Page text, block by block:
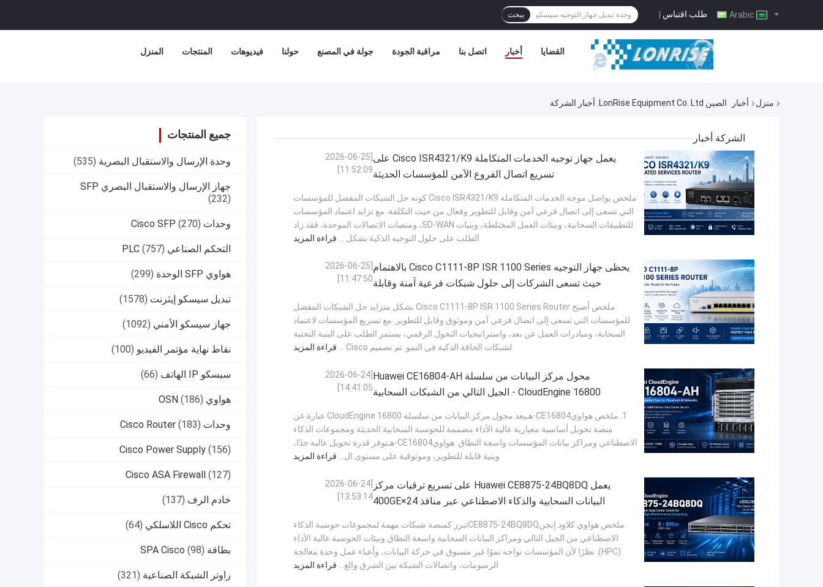
طلب اقتباس | يبحث
المنزل المنتجات فيديوهات حولنا جولة في المصنع مراقبة الجودة اتصل بنا أخبار القضايا
منزل أخبار الصين LonRise Equipment Co. Ltd. أخبار الشركة
جميع المنتجات
وحدة الإرسال والاستقبال البصرية (535)
جهاز الإرسال والاستقبال البصري SFP
(232)
وحدات Cisco SFP (270)
التحكم الصناعي PLC (757)
هواوي SFP الوحدة (299)
تبديل سيسكو إيثرنت (1578)
جهاز سيسكو الأمني (1092)
نقاط نهاية مؤتمر الفيديو (100)
سيسكو IP الهاتف (66)
هواوي OSN (186)
وحدات Cisco Router (183)
Cisco Power Supply (156)
Cisco ASA Firewall (127)
خادم الرف (137)
تحكم Cisco اللاسلكي (64)
بطاقة SPA Cisco (98)
راوتر الشبكة الصناعية (321)
الشركة أخبار
يعمل جهاز توجيه الخدمات المتكاملة Cisco ISR4321/K9 على
تسريع اتصال الفروع الآمن للمؤسسات الحديثة
[2026-06-25
11:52:09]
ملخص يواصل موجه الخدمات المتكاملة Cisco ISR4321/K9 كونه حل الشبكات المفضل للمؤسسات
التي تسعى إلى اتصال فرعي آمن وقابل للتطوير وفعال من حيث التكلفة. مع تزايد اعتماد المؤسسات
للتطبيقات السحابية، وبيئات العمل المختلطة، وبنيات SD-WAN، ومنصات الاتصالات الموحدة، فقد زاد
الطلب على حلول التوجيه الذكية بشكل ... قراءة المزيد
يحظى جهاز التوجيه Cisco C1111-8P ISR 1100 Series بالاهتمام
حيث تسعى الشركات إلى حلول شبكات فرعية آمنة وقابلة
[2026-06-25
11:47:50]
ملخص أصبح Cisco C1111-8P ISR 1100 Series Router بشكل متزايد حل الشبكات المفضل
للمؤسسات التي تسعى إلى اتصال فرعي آمن وموثوق وقابل للتطوير. مع تسريع المؤسسات لاعتماد
السحابة، ومبادرات العمل عن بعد، واستراتيجيات التحول الرقمي، يستمر الطلب على البنية التحتية
لشبكات الحافة الذكية في النمو. تم تصميم Cisco ...
قراءة المزيد
محول مركز البيانات من سلسلة Huawei CE16804-AH
CloudEngine 16800 - الجيل التالي من الشبكات السحابية
[2026-06-24
14:41:05]
1. ملخص هواويCE16804-هـيعد محول مركز البيانات من سلسلة CloudEngine 16800 عبارة عن
منصة تحويل أساسية معيارية عالية الأداء مصممة للحوسبة السحابية الحديثة ومجموعات الذكاء
الاصطناعي ومراكز بيانات المؤسسات واسعة النطاق. هواويCE16804-هـتوفر قدرة تحويل عالية جدًا،
وبنية قابلة للتطوير، وموثوقية على مستوى ال... قراءة المزيد
يعمل Huawei CE8875-24BQ8DQ على تسريع ترقيات مركز
البيانات السحابية والذكاء الاصطناعي عبر منافذ 24×400GE
[2026-06-24
13:53:14]
ملخص هواوي كلاود إنجنCE8875-24BQ8DQتبرز كمنصة شبكات مهمة لمجموعات حوسبة الذكاء
الاصطناعي من الجيل التالي ومراكز البيانات السحابية واسعة النطاق وبيئات الحوسبة عالية الأداء
(HPC). نظرًا لأن المؤسسات تواجه نموًا غير مسبوق في حركة البيانات، وأعباء عمل وحدة معالجة
الرسومات، واتصالات الشبكة بين الشرق والغ... قراءة المزيد